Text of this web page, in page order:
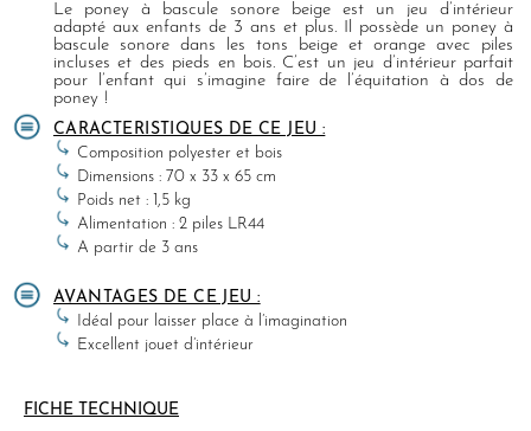
Le poney à bascule sonore beige est un jeu d’intérieur
adapté aux enfants de 3 ans et plus. Il possède un poney à
bascule sonore dans les tons beige et orange avec piles
incluses et des pieds en bois. C’est un jeu d’intérieur parfait
pour l’enfant qui s’imagine faire de l’équitation à dos de
poney !
CARACTERISTIQUES DE CE JEU :
Composition polyester et bois
Dimensions : 70 x 33 x 65 cm
Poids net : 1,5 kg
Alimentation : 2 piles LR44
A partir de 3 ans
AVANTAGES DE CE JEU :
Idéal pour laisser place à l’imagination
Excellent jouet d’intérieur
FICHE TECHNIQUE